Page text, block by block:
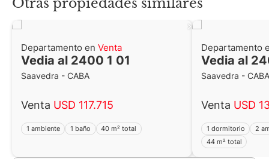
Otras propiedades similares
Departamento en Venta
Vedia al 2400 1 01
Saavedra - CABA
Venta USD 117.715
1 ambiente 1 baño 40 m² total
Departamento
Vedia al
Saavedra - CABA
Venta USD
1 dormitorio
2
44 m² total